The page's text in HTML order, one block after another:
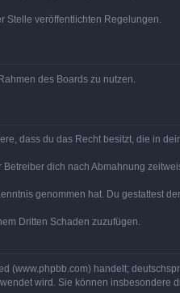
Stelle veröffentlichten Regelungen.
des Boards zu nutzen.
dass du das Recht besitzt, die in
dich nach Abmahnung
genommen hat. Du gestattest
Dritten Schaden zuzufügen.
(www.phpbb.com) handelt;
wird. Sie können insbesondere